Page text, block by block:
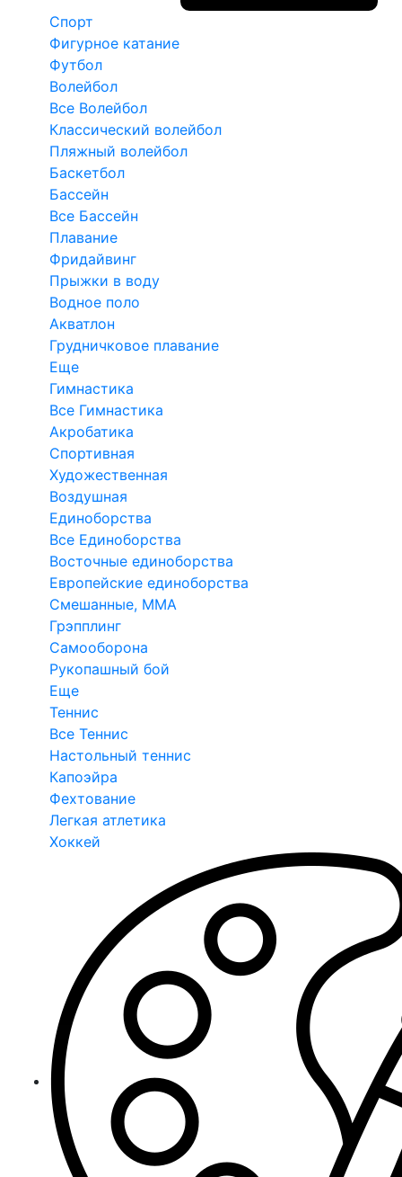
Спорт
Фигурное катание
Футбол
Волейбол
Все Волейбол
Классический волейбол
Пляжный волейбол
Баскетбол
Бассейн
Все Бассейн
Плавание
Фридайвинг
Прыжки в воду
Водное поло
Акватлон
Грудничковое плавание
Еще
Гимнастика
Все Гимнастика
Акробатика
Спортивная
Художественная
Воздушная
Единоборства
Все Единоборства
Восточные единоборства
Европейские единоборства
Смешанные, ММА
Грэпплинг
Самооборона
Рукопашный бой
Еще
Теннис
Все Теннис
Настольный теннис
Капоэйра
Фехтование
Легкая атлетика
Хоккей